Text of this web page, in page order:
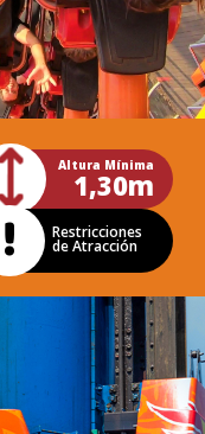
Altura Mínima
1,30m
Restricciones
de Atracción